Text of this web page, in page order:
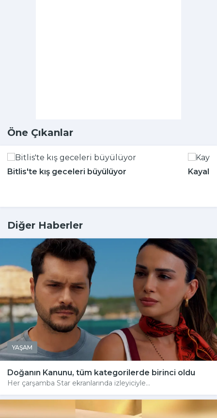
Öne Çıkanlar
Bitlis'te kış geceleri büyülüyor
Diğer Haberler
YAŞAM
Doğanın Kanunu, tüm kategorilerde birinci oldu
Her çarşamba Star ekranlarında izleyiciyle...